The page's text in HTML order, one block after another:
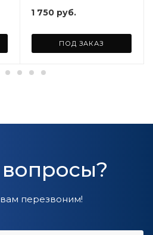
1 750 руб.
ПОД ЗАКАЗ
перезвоним!